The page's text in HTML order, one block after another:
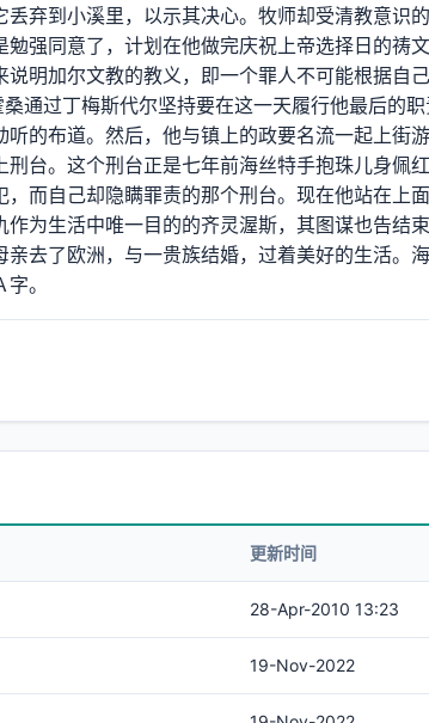
弃到小溪里，以示其决心。牧师却受清教意识
强同意了，计划在他做完庆祝上帝选择日的祷
明加尔文教的教义，即一个罪人不可能根据自
通过丁梅斯代尔坚持要在这一天履行他最后的
的布道。然后，他与镇上的政要名流一起上街
台。这个刑台正是七年前海丝特手抱珠儿身佩
而自己却隐瞒罪责的那个刑台。现在他站在上
为生活中唯一目的的齐灵渥斯，其图谋也告结
去了欧洲，与一贵族结婚，过着美好的生活。
。
更新时间
28-Apr-2010 13:23
19-Nov-2022